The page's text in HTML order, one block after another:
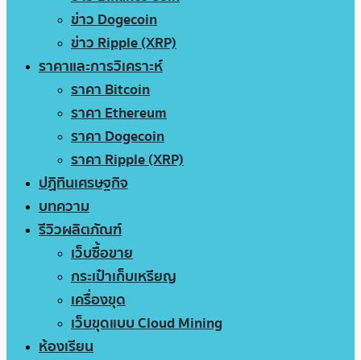
ข่าว Dogecoin
ข่าว Ripple (XRP)
ราคาและการวิเคราะห์
ราคา Bitcoin
ราคา Ethereum
ราคา Dogecoin
ราคา Ripple (XRP)
ปฏิทินเศรษฐกิจ
บทความ
รีวิวผลิตภัณฑ์
เว็บซื้อขาย
กระเป๋าเก็บเหรียญ
เครื่องขุด
เว็บขุดแบบ Cloud Mining
ห้องเรียน